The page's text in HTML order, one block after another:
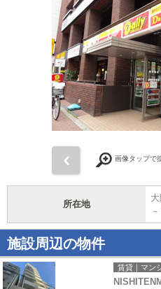
画像タップで
所在地
施設周辺の物件
賃貸｜マン